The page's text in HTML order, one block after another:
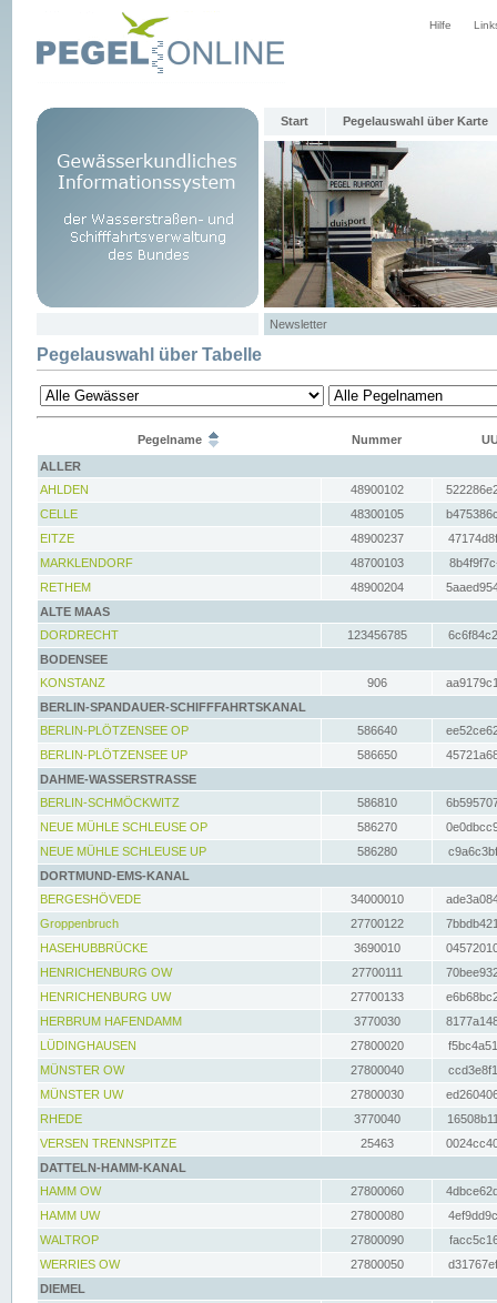
Hilfe
Start Pegelauswahl über Karte
Newsletter
Pegelauswahl über Tabelle
Pegelname Nummer
ALLER
AHLDEN
48900102
CELLE
48300105
EITZE
48900237
MARKLENDORF
48700103
RETHEM
48900204
ALTE MAAS
DORDRECHT
123456785
BODENSEE
KONSTANZ
906
BERLIN-SPANDAUER-SCHIFFFAHRTSKANAL
BERLIN-PLÖTZENSEE OP
586640
BERLIN-PLÖTZENSEE UP
586650
DAHME-WASSERSTRASSE
BERLIN-SCHMÖCKWITZ
586810
NEUE MÜHLE SCHLEUSE OP
586270
NEUE MÜHLE SCHLEUSE UP
586280
DORTMUND-EMS-KANAL
BERGESHÖVEDE
34000010
Groppenbruch
27700122
HASEHUBBRÜCKE
3690010
HENRICHENBURG OW
27700111
HENRICHENBURG UW
27700133
HERBRUM HAFENDAMM
3770030
LÜDINGHAUSEN
27800020
MÜNSTER OW
27800040
MÜNSTER UW
27800030
RHEDE
3770040
VERSEN TRENNSPITZE
25463
DATTELN-HAMM-KANAL
HAMM OW
27800060
HAMM UW
27800080
WALTROP
27800090
WERRIES OW
27800050
DIEMEL